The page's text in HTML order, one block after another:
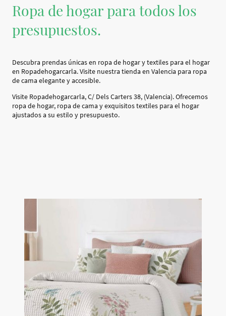
Ropa de hogar para todos los
presupuestos.
Descubra prendas únicas en ropa de hogar y textiles para el hogar
en Ropadehogarcarla. Visite nuestra tienda en Valencia para ropa
de cama elegante y accesible.
Visite Ropadehogarcarla, C/ Dels Carters 38, (Valencia). Ofrecemos
ropa de hogar, ropa de cama y exquisitos textiles para el hogar
ajustados a su estilo y presupuesto.